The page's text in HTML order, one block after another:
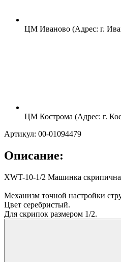
ЦМ Иваново (Адрес: г.
ЦМ Кострома (Адрес: г.
Артикул: 00-01094479
Описание:
XWT-10-1/2 Машинка
Механизм точной настройки
Цвет серебристый.
Для скрипок размером 1/2.